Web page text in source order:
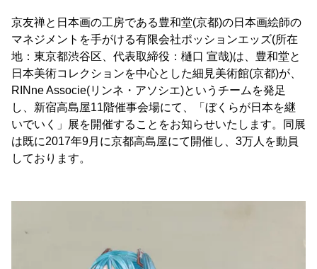
京友禅と日本画の工房である豊和堂(京都)の日本画絵師の
マネジメントを手がける有限会社ポッションエッズ(所在
地：東京都渋谷区、代表取締役：樋口 宣哉)は、豊和堂と
日本美術コレクションを中心とした細見美術館(京都)が、
RINne Associe(リンネ・アソシエ)というチームを発足
し、新宿高島屋11階催事会場にて、「ぼくらが日本を継
いでいく」展を開催することをお知らせいたします。同展
は既に2017年9月に京都高島屋にて開催し、3万人を動員
しております。